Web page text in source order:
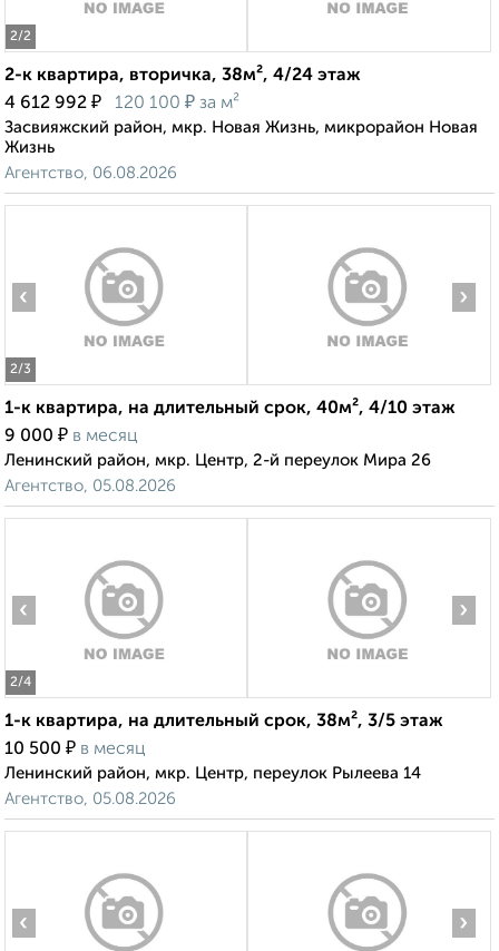
2/2
2-к квартира, вторичка, 38м², 4/24 этаж
4 612 992 ₽ 120 100 ₽ за м²
Засвияжский район, мкр. Новая Жизнь, микрорайон Новая
Жизнь
Агентство, 06.08.2026
2/3
‹ ›
1-к квартира, на длительный срок, 40м², 4/10 этаж
9 000 ₽ в месяц
Ленинский район, мкр. Центр, 2-й переулок Мира 26
Агентство, 05.08.2026
2/4
‹ ›
1-к квартира, на длительный срок, 38м², 3/5 этаж
10 500 ₽ в месяц
Ленинский район, мкр. Центр, переулок Рылеева 14
Агентство, 05.08.2026
‹ ›